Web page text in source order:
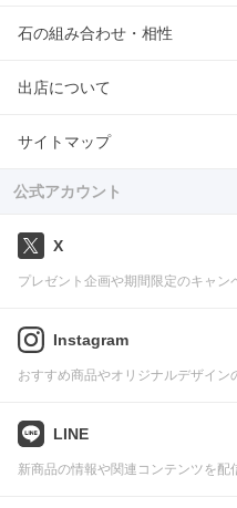
石の組み合わせ・相性
出店について
サイトマップ
公式アカウント
X
プレゼント企画や期間限定のキャン
Instagram
おすすめ商品やオリジナルデザイン
LINE
新商品の情報や関連コンテンツを配